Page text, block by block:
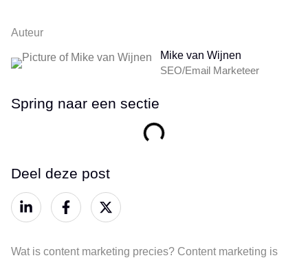
Auteur
Mike van Wijnen
SEO/Email Marketeer
Spring naar een sectie
Deel deze post
Wat is content marketing precies? Content marketing is